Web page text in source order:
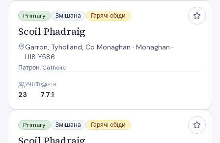
Scoil Phadraig
Primary Змішана Гарячі обіди
Scoil Phadraig
Garron, Tyholland, Co Monaghan · Monaghan ·
H18 Y586
Патрон: Catholic
УЧНІВ
23
PTR
7.7:1
Scoil Phadraig
Primary Змішана Гарячі обіди